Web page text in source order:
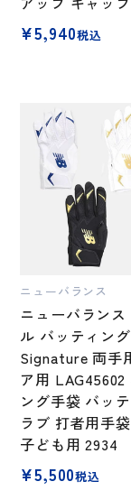
¥5,940税込
ニューバランス
ニューバラン
ル バッティン
Signature 両手
ア用 LAG45602
ング手袋 バッ
ラブ 打者用手
子ども用 2934
¥5,500税込